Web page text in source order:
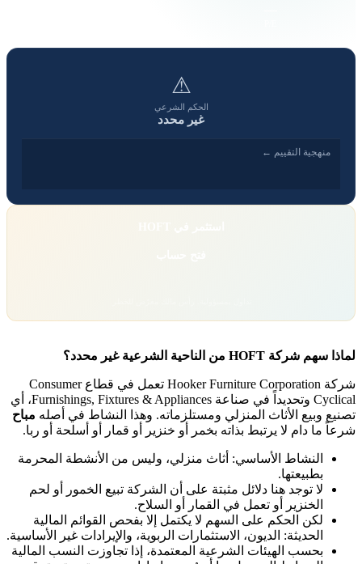
⚠
الحكم الشرعي
غير محدد
منهجية التقييم ←
لماذا سهم شركة HOFT من الناحية الشرعية غير محدد؟
شركة Hooker Furniture Corporation تعمل في
قطاع Consumer
Cyclicalوتحديداً في صناعة Furnishings, Fixtures & Appliances، أي
تصنيع وبيع الأثاث المنزلي ومستلزماته. وهذا النشاط في أصله مباح
شرعاً ما دام لا يرتبط بذاته بخمر أو خنزير أو قمار أو أسلحة أو ربا.
النشاط الأساسي: أثاث منزلي، وليس من الأنشطة المحرمة
بطبيعتها.
لا توجد هنا دلائل مثبتة على أن الشركة تبيع الخمور أو لحم
الخنزير أو تعمل في القمار أو السلاح.
لكن الحكم على السهم لا يكتمل إلا بفحص القوائم المالية
الحديثة: الديون، الاستثمارات الربوية، والإيرادات غير الأساسية.
بحسب الهيئات الشرعية المعتمدة، إذا تجاوزت النسب المالية